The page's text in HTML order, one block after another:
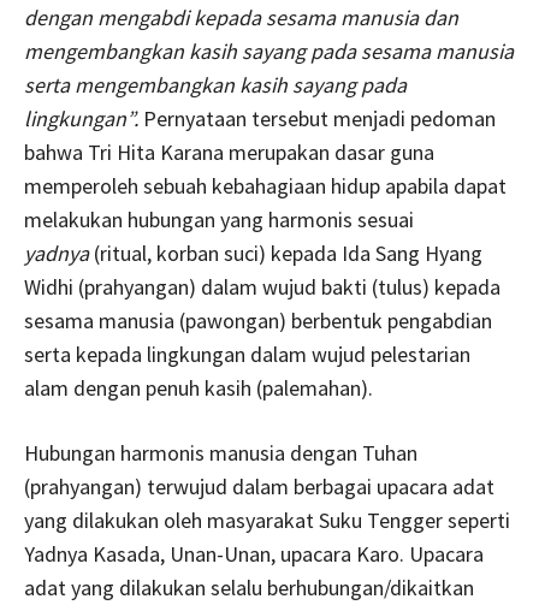
dengan mengabdi kepada sesama manusia dan
mengembangkan kasih sayang pada sesama manusia
serta mengembangkan kasih sayang pada
lingkungan”. Pernyataan tersebut menjadi pedoman
bahwa Tri Hita Karana merupakan dasar guna
memperoleh sebuah kebahagiaan hidup apabila dapat
melakukan hubungan yang harmonis sesuai
yadnya(ritual, korban suci) kepada Ida Sang Hyang
Widhi (prahyangan) dalam wujud bakti (tulus) kepada
sesama manusia (pawongan) berbentuk pengabdian
serta kepada lingkungan dalam wujud pelestarian
alam dengan penuh kasih (palemahan).
Hubungan harmonis manusia dengan Tuhan
(prahyangan) terwujud dalam berbagai upacara adat
yang dilakukan oleh masyarakat Suku Tengger seperti
Yadnya Kasada, Unan-Unan, upacara Karo. Upacara
adat yang dilakukan selalu berhubungan/dikaitkan